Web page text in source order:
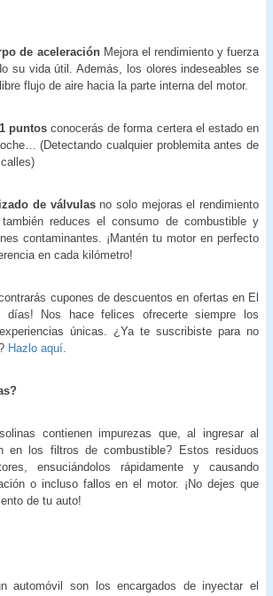
de aceleraciónMejora el rendimiento y fuerza
su vida útil. Además, los olores indeseables se
flujo de aire hacia la parte interna del motor.
puntosconocerás de forma certera el estado en
(Detectando cualquier problemita antes de
de válvulas no solo mejoras el rendimiento
reduces el consumo de combustible y
contaminantes. ¡Mantén tu motor en perfecto
en cada kilómetro!
cupones de descuentos en ofertas en El
días! Nos hace felices ofrecerte siempre los
únicas. ¿Ya te suscribiste para no
Hazlo aquí
contienen impurezas que, al ingresar al
en los filtros de combustible? Estos residuos
ensuciándolos rápidamente y causando
o incluso fallos en el motor. ¡No dejes que
de tu auto!
automóvil son los encargados de inyectar el